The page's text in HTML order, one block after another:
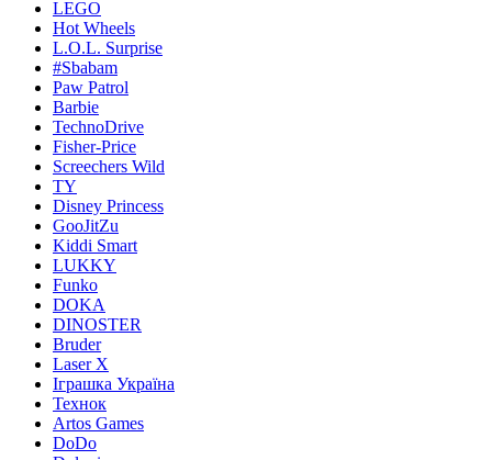
LEGO
Hot Wheels
L.O.L. Surprise
#Sbabam
Paw Patrol
Barbie
TechnoDrive
Fisher-Price
Screechers Wild
TY
Disney Princess
GooJitZu
Kiddi Smart
LUKKY
Funko
DOKA
DINOSTER
Bruder
Laser X
Іграшка Україна
Технок
Artos Games
DoDo